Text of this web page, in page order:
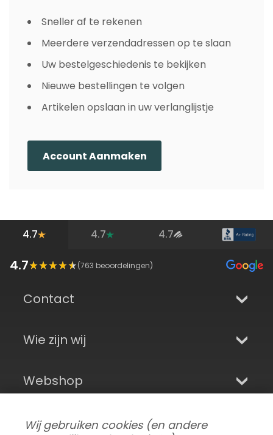
Sneller af te rekenen
Meerdere verzendadressen op te slaan
Uw bestelgeschiedenis te bekijken
Nieuwe bestellingen te volgen
Artikelen opslaan in uw verlanglijstje
Account Aanmaken
4.7 4.7 4.7
4.7 (763 beoordelingen)
Contact
Wie zijn wij
Webshop
Aanmelden en sociale media
Wij gebruiken cookies (en andere